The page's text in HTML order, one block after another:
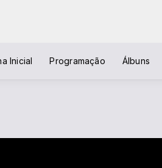
Inicial Programação Álbuns